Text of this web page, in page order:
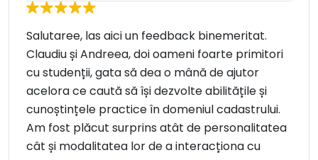
Salutaree, las aici un feedback binemeritat.
Claudiu și Andreea, doi oameni foarte primitori
cu studenții, gata să dea o mână de ajutor
acelora ce caută să își dezvolte abilitățile și
cunoștințele practice în domeniul cadastrului.
Am fost plăcut surprins atât de personalitatea
cât și modalitatea lor de a interacționa cu